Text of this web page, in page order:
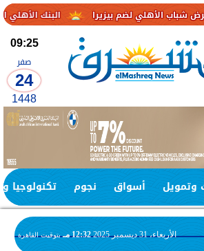
البنك الأهلي الكويتي – مصر يحقق صافي أرباح 3.1 لضم بيزيرا
09:25
صفر
24
1448
وتمويل أسواق نجوم تكنولوجيا
الأربعاء، 31 ديسمبر 2025 12:32 مـ بتوقيت القاهرة